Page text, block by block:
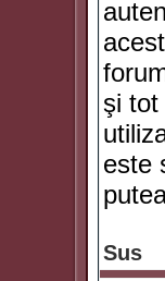
şi tot
este
Sus